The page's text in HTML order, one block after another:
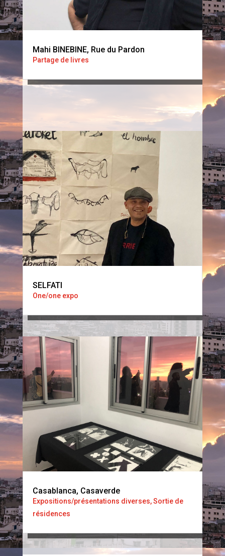
Mahi BINEBINE, Rue du Pardon
Partage de livres
SELFATI
One/one expo
Casablanca, Casaverde
Expositions/présentations diverses,Sortie de
résidences